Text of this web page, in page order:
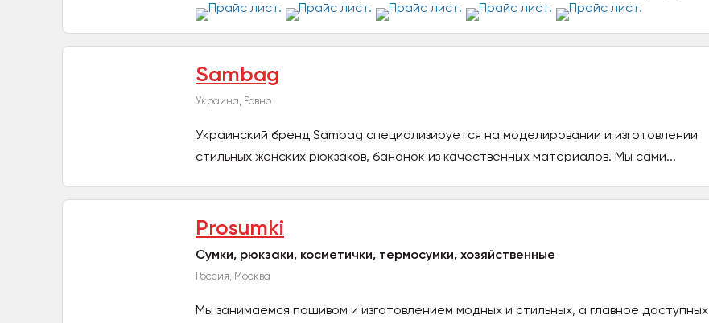
на...
Sambag
Украина, Ровно
Украинский бренд Sambag специализируется на моделировании и изготовлении
стильных женских рюкзаков, бананок из качественных материалов. Мы сами...
Prosumki
Сумки, рюкзаки, косметички, термосумки, хозяйственные
Россия, Москва
Мы занимаемся пошивом и изготовлением модных и стильных, а главное доступных